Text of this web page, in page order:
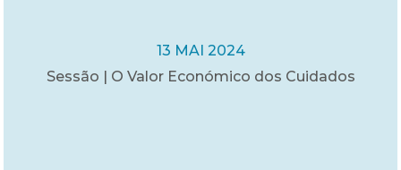
13 MAI 2024
Sessão | O Valor Económico dos Cuidados